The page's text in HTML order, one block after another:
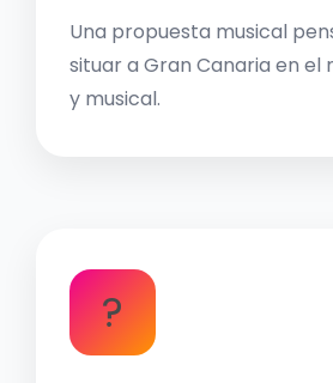
Una propuesta musical
situar a Gran Canaria en el
y musical.
?